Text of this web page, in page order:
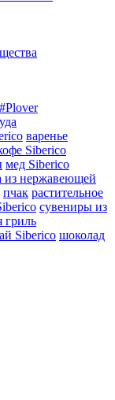
#Plover
варенье
Siberico
мед Siberico
из нержавеющей
пчак растительное
сувениры из
гриль
Siberico шоколад